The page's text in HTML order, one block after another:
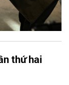
thứ hai